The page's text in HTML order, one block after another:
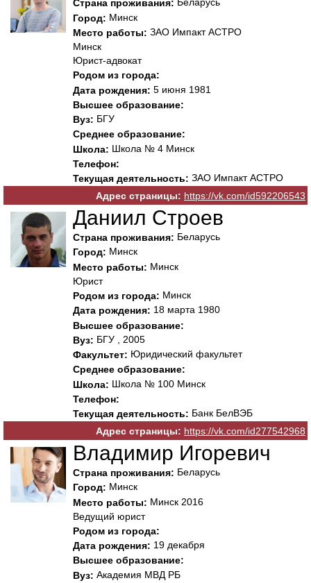
Страна проживания: Беларусь
Город: Минск
Место работы: ЗАО Импакт АСТРО
Минск
Юрист-адвокат
Родом из города:
Дата рождения: 5 июня 1981
Высшее образование:
Вуз: БГУ
Среднее образование:
Школа: Школа № 4 Минск
Телефон:
Текущая деятельность: ЗАО Импакт АСТРО
Адрес страницы: https://vk.com/id592206543
Даниил Строев
Страна проживания: Беларусь
Город: Минск
Место работы: Минск
Юрист
Родом из города: Минск
Дата рождения: 18 марта 1980
Высшее образование:
Вуз: БГУ , 2005
Факультет: Юридический факультет
Среднее образование:
Школа: Школа № 100 Минск
Телефон:
Текущая деятельность: Банк БелВЭБ
Адрес страницы: https://vk.com/id277542968
Владимир Игоревич
Страна проживания: Беларусь
Город: Минск
Место работы: Минск 2016
Ведущий юрист
Родом из города:
Дата рождения: 19 декабря
Высшее образование:
Вуз: Академия МВД РБ